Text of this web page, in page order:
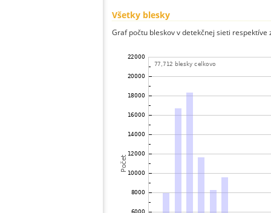
Všetky blesky
Graf počtu bleskov v detekčnej sieti respektíve